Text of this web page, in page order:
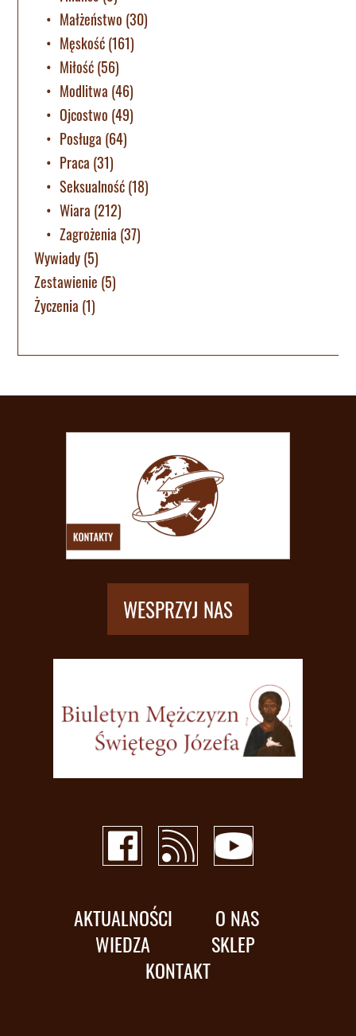
Małżeństwo (30)
Męskość(161)
Miłość(56)
Modlitwa (46)
Ojcostwo (49)
Posługa (64)
Praca (31)
Seksualność(18)
Wiara (212)
Zagrożenia (37)
Wywiady(5)
Zestawienie (5)
Życzenia (1)
WESPRZYJ NAS
AKTUALNOŚCI
O NAS
WIEDZA
SKLEP
KONTAKT